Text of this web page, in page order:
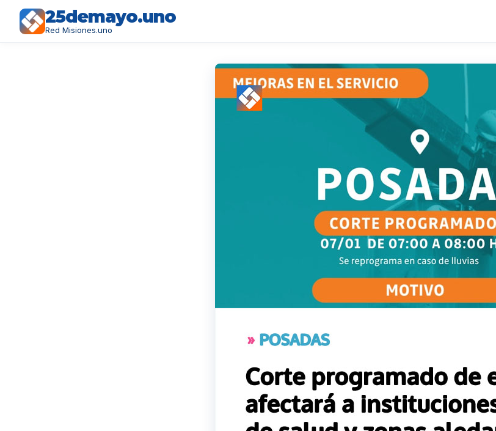
25demayo.uno
Red Misiones.uno